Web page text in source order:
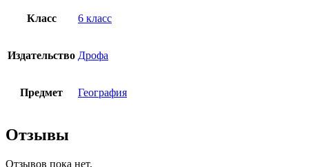
Класс 6 класс
Издательство Дрофа
Предмет География
Отзывы
Отзывов пока нет.